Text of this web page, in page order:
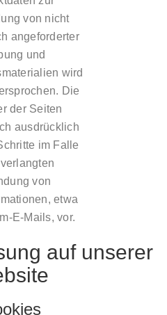
von nicht
angeforderter
und
wird
Die
der Seiten
ausdrücklich
im Falle
von
etwa
E-Mails, vor.
auf unserer